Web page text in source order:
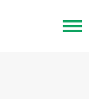
Visa
meny